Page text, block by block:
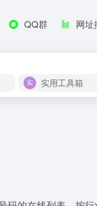
QQ群 网址
实用工具箱